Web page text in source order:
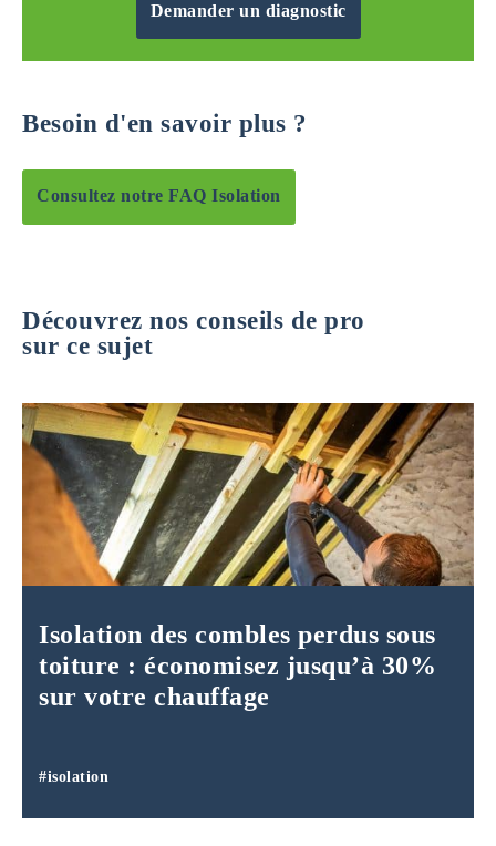
Demander un diagnostic
Besoin d'en savoir plus ?
Consultez notre FAQ Isolation
Découvrez nos conseils de pro
sur ce sujet
Isolation des combles perdus sous
toiture : économisez jusqu’à 30%
sur votre chauffage
#isolation